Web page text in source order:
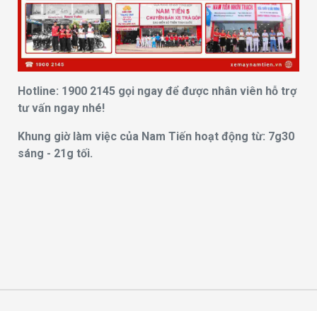
Hotline: 1900 2145 gọi ngay để được nhân viên hỗ trợ
tư vấn ngay nhé!
Khung giờ làm việc của Nam Tiến hoạt động từ: 7g30
sáng - 21g tối.